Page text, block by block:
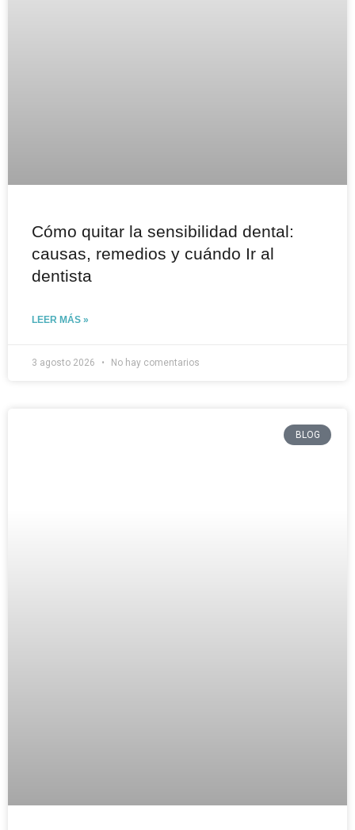
Cómo quitar la sensibilidad dental:
causas, remedios y cuándo Ir al
dentista
LEER MÁS »
3 agosto 2026 No hay comentarios
BLOG